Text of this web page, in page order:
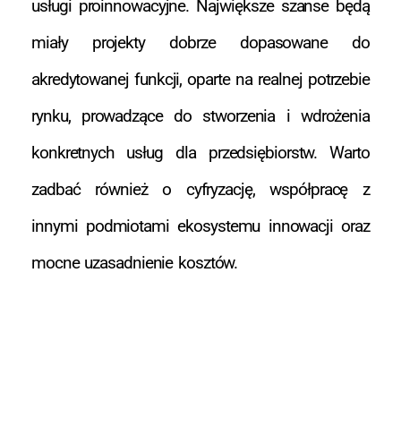
usługi proinnowacyjne. Największe szanse będą
miały projekty dobrze dopasowane do
akredytowanej funkcji, oparte na realnej potrzebie
rynku, prowadzące do stworzenia i wdrożenia
konkretnych usług dla przedsiębiorstw. Warto
zadbać również o cyfryzację, współpracę z
innymi podmiotami ekosystemu innowacji oraz
mocne uzasadnienie kosztów.